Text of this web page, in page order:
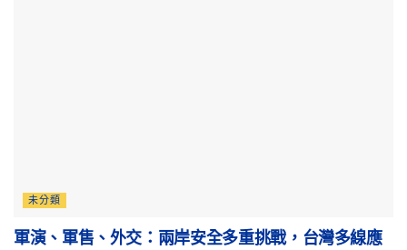
未分類
軍演、軍售、外交：兩岸安全多重挑戰，台灣多線應